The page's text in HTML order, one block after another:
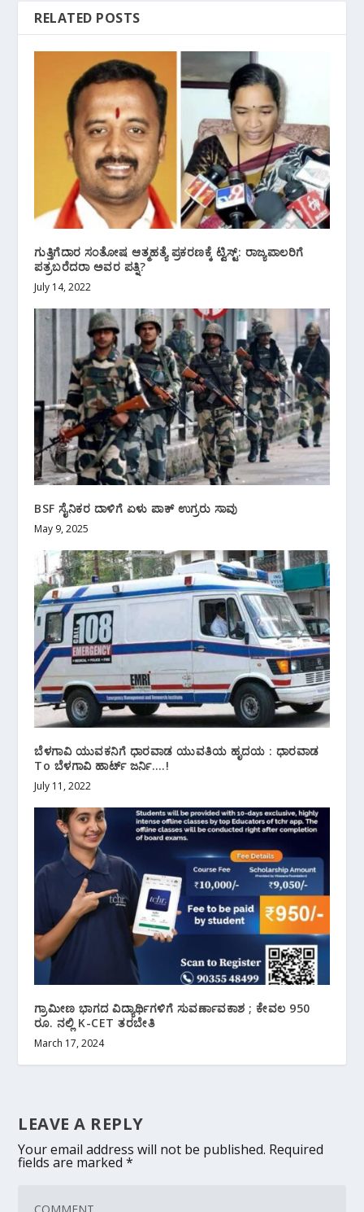
RELATED POSTS
ಗುತ್ತಿಗೆದಾರ ಸಂತೋಷ ಆತ್ಮಹತ್ಯೆ ಪ್ರಕರಣಕ್ಕೆ ಟ್ವಿಸ್ಟ್: ರಾಜ್ಯಪಾಲರಿಗೆ
ಪತ್ರಬರೆದರಾ ಅವರ ಪತ್ನಿ?
July 14, 2022
BSF ಸೈನಿಕರ ದಾಳಿಗೆ ಏಳು ಪಾಕ್ ಉಗ್ರರು ಸಾವು
May 9, 2025
ಬೆಳಗಾವಿ ಯುವಕನಿಗೆ ಧಾರವಾಡ ಯುವತಿಯ ಹೃದಯ : ಧಾರವಾಡ
To ಬೆಳಗಾವಿ ಹಾರ್ಟ್ ಜರ್ನಿ….!
July 11, 2022
ಗ್ರಾಮೀಣ ಭಾಗದ ವಿದ್ಯಾರ್ಥಿಗಳಿಗೆ ಸುವರ್ಣಾವಕಾಶ ; ಕೇವಲ 950
ರೂ. ನಲ್ಲಿ K-CET ತರಬೇತಿ
March 17, 2024
LEAVE A REPLY
Your email address will not be published. Required
fields are marked*